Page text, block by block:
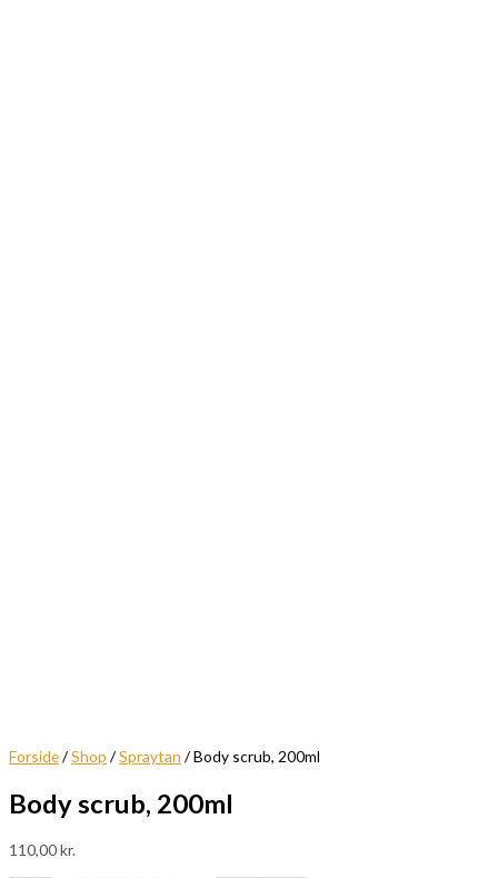
Forside/Shop /Spraytan / Body scrub, 200ml
Body scrub, 200ml
110,00kr.